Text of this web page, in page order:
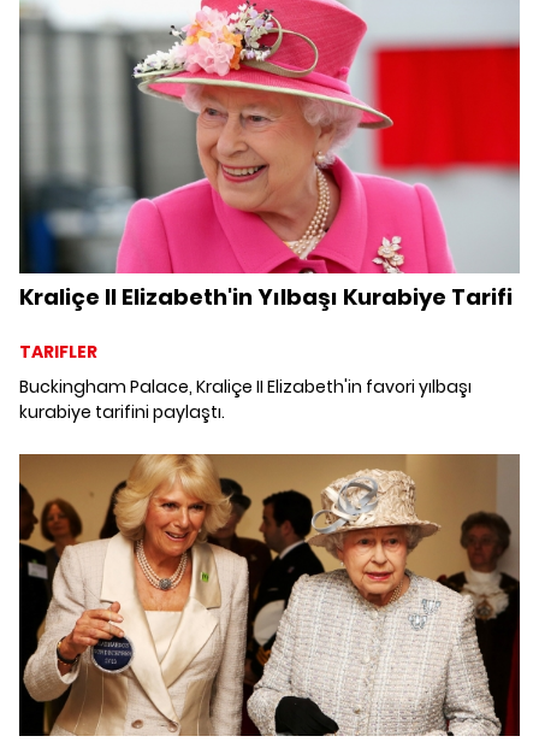
gününde Archewell'in yeni yardım kampanyasını paylaştı.
Kraliçe II Elizabeth'in Yılbaşı Kurabiye Tarifi
TARIFLER
Buckingham Palace, Kraliçe II Elizabeth'in favori yılbaşı
kurabiye tarifini paylaştı.